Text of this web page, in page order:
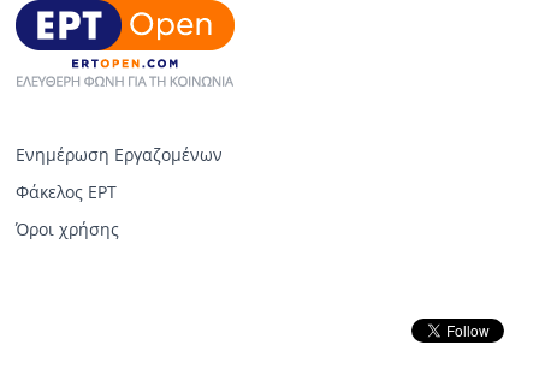
Ενημέρωση Εργαζομένων
Φάκελος ΕΡΤ
Όροι χρήσης